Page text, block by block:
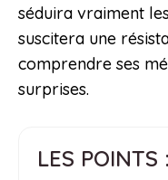
séduira vraiment
suscitera une
comprendre ses
surprises.
LES POINTS :